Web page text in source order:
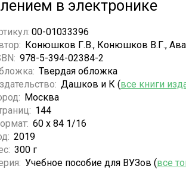
в электронике
00-01033396
Конюшков Г.В., Конюшков В.Г.,
978-5-394-02384-2
Твердая обложка
Дашков и К (все книги
Москва
144
60 х 84 1/16
2019
300 г
Учебное пособие для ВУЗов (все